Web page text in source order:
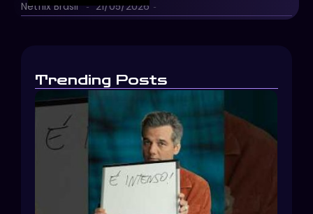
Netflix Brasil - 21/05/2026 -
Trending Posts